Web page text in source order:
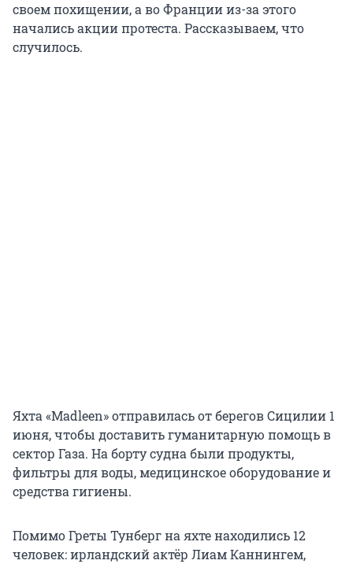
своем похищении, а во Франции из-за этого
начались акции протеста. Рассказываем, что
случилось.
Яхта «Madleen» отправилась от берегов Сицилии 1
июня, чтобы доставить гуманитарную помощь в
сектор Газа. На борту судна были продукты,
фильтры для воды, медицинское оборудование и
средства гигиены.
Помимо Греты Тунберг на яхте находились 12
человек: ирландский актёр Лиам Каннингем,